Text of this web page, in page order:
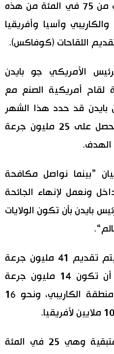
وسيجري تخصيص ما يقرب من 75 في المئة من هذه
والكاريبي وآسيا وأفريقيا
اللقاحات (كوفاكس).
الأمريكي جو بايدن
جرعة لقاح أمريكية الصنع مع
بايدن قد حدد هذا الشهر
أولوياته للجهات التي ستحصل على 25 مليون جرعة
الهدف.
”بينما نواصل مكافحة
19 في الداخل ونعمل لإنهاء الجائحة
بايدن بأن تكون الولايات
وقال البيت الأبيض إنه سيتم تقديم 41 مليون جرعة
من خلال كوفاكس على أن تكون 14 مليون جرعة
تقريبا لأمريكا اللاتينية ومنطقة الكاريبي، ونحو 16
وسيتم تقديم النسبة المتبقية وهي 25 في المئة